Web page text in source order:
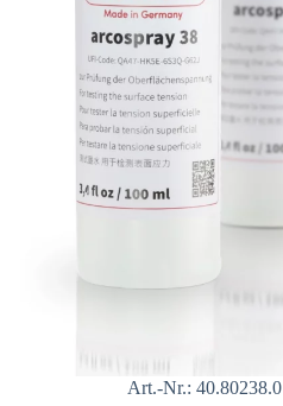
Art.-Nr.: 40.80238.0